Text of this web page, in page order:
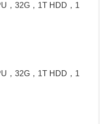
，32G，1T HDD，1
，32G，1T HDD，1